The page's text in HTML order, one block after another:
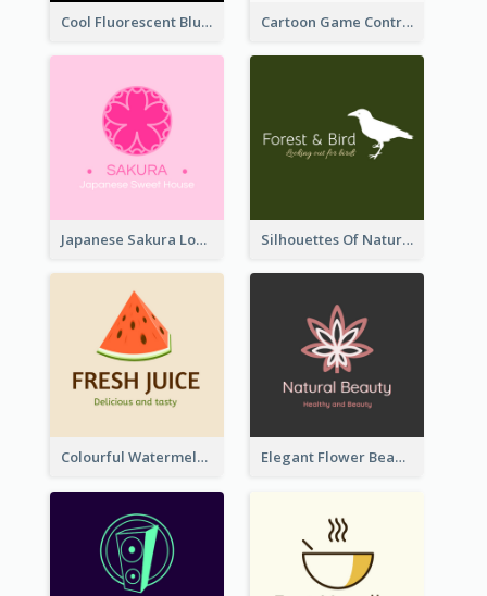
Cool Fluorescent Blue Bar Logo Cartoon Game Controller Logo
Japanese Sakura Logo In Round Shape Silhouettes Of Natural Elements Logo
Colourful Watermelon Logo Elegant Flower Beauty Logo